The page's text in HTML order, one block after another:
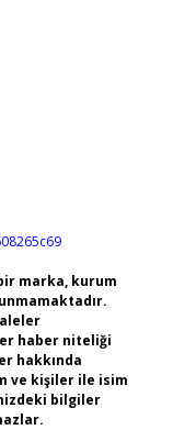
marka, kurum
haber niteliği
hakkında
ve kişiler ile isim
bilgiler